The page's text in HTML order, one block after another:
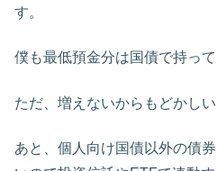
す。
僕も最低預金分は国債で持って
ただ、増えないからもどかしい
あと、個人向け国債以外の債